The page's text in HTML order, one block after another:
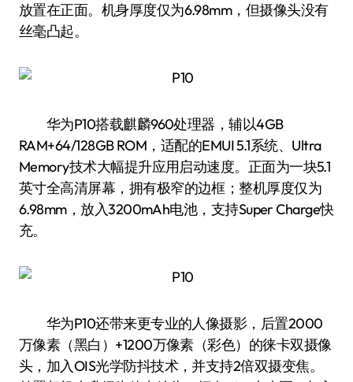
放置在正面。机身厚度仅为6.98mm，但摄像头没有
丝毫凸起。
华为P10搭载麒麟960处理器，辅以4GB
RAM+64/128GB ROM，适配的EMUI 5.1系统、Ultra
Memory技术大幅提升应用启动速度。正面为一块5.1
英寸全高清屏幕，拥有极窄的边框；整机厚度仅为
6.98mm，放入3200mAh电池，支持Super Charge快
充。
华为P10还带来更专业的人像摄影，后置2000
万像素（黑白）+1200万像素（彩色）的徕卡双摄像
头，加入OIS光学防抖技术，并支持2倍双摄变焦。